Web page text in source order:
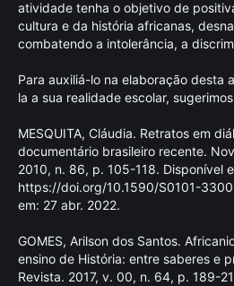
atividade tenha o objetivo de
cultura e da história africanas,
combatendo a intolerância, a
Para auxiliá-lo na elaboração desta
la a sua realidade escolar,
MESQUITA, Cláudia. Retratos em
documentário brasileiro recente.
2010, n. 86, p. 105-118. Disponível
https://doi.org/10.1590/S0101-
em: 27 abr. 2022.
GOMES, Arilson dos Santos.
ensino de História: entre saberes e
Revista. 2017, v. 00, n. 64, p. 189-